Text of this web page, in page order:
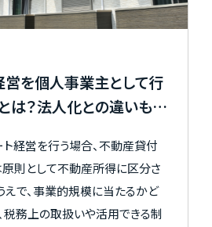
営を個人事業主として行
は？法人化との違いも解
経営を行う場合、不動産貸付
則として不動産所得に区分さ
えで、事業的規模に当たるかど
税務上の取扱いや活用できる制